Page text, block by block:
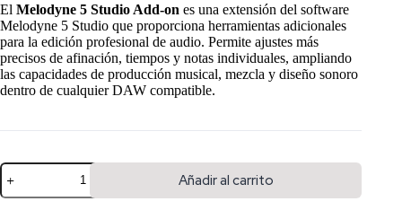
El Melodyne 5 Studio Add-on es una extensión del software
Melodyne 5 Studio que proporciona herramientas adicionales
para la edición profesional de audio. Permite ajustes más
precisos de afinación, tiempos y notas individuales, ampliando
las capacidades de producción musical, mezcla y diseño sonoro
dentro de cualquier DAW compatible.
Añadir al carrito